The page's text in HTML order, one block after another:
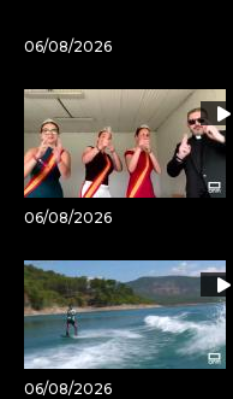
06/08/2026
06/08/2026
06/08/2026